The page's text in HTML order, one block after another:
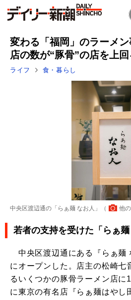
変わる「福岡」のラーメ
店の数が“豚骨”の店を上回
ライフ 食・暮らし
中央区渡辺通の「らぁ麺 なお人」（ 他
若者の支持を受けた「らぁ麺
中央区渡辺通にある『らぁ麺
にオープンした。店主の松崎七
るいくつかの豚骨ラーメン店に
に東京の有名店『らぁ麺はやし